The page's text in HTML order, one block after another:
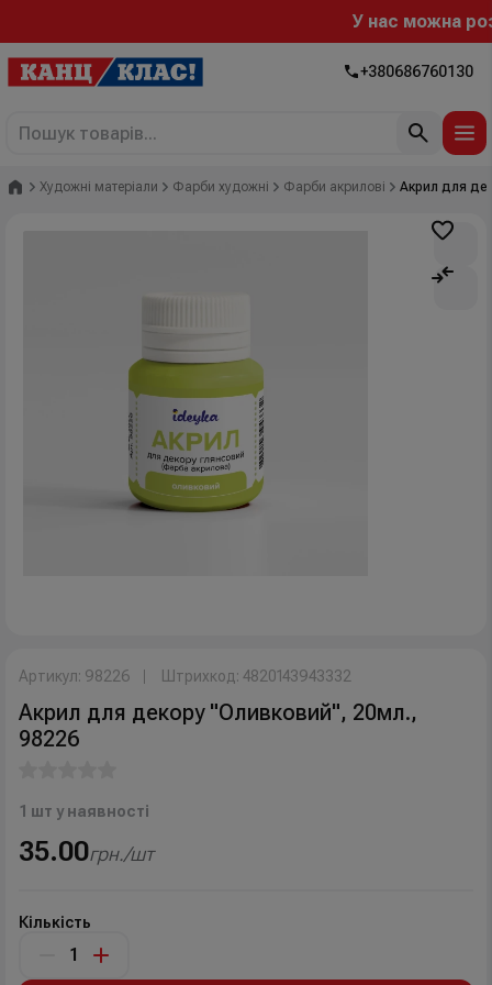
У нас можна
+380686760130
Головна
Художні матеріали Фарби художні Фарби акрилові Акрил для
Артикул: 98226 Штрихкод: 4820143943332
Акрил для декору "Оливковий", 20мл.,
98226
1 шт у наявності
35.00грн./шт
Кількість